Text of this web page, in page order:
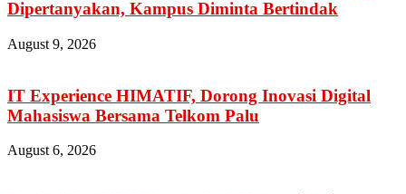
Dipertanyakan, Kampus Diminta Bertindak
August 9, 2026
IT Experience HIMATIF, Dorong Inovasi Digital
Mahasiswa Bersama Telkom Palu
August 6, 2026